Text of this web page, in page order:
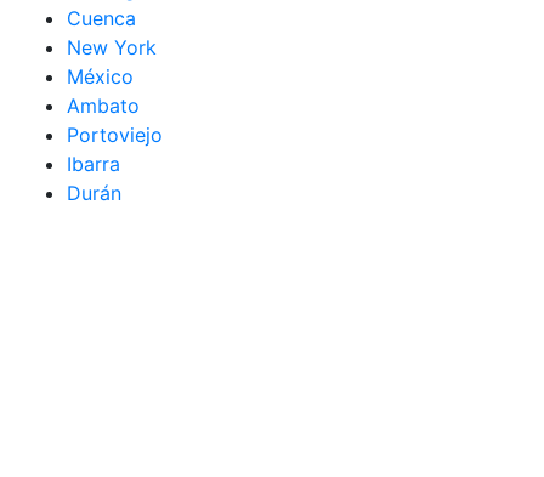
Cuenca
New York
México
Ambato
Portoviejo
Ibarra
Durán